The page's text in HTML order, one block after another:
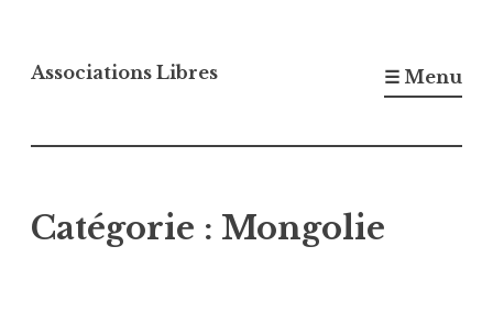
au
Associations Libres ☰ Menu
Catégorie : Mongolie